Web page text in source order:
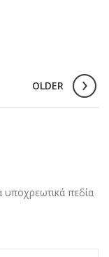
OLDER
υποχρεωτικά πεδία